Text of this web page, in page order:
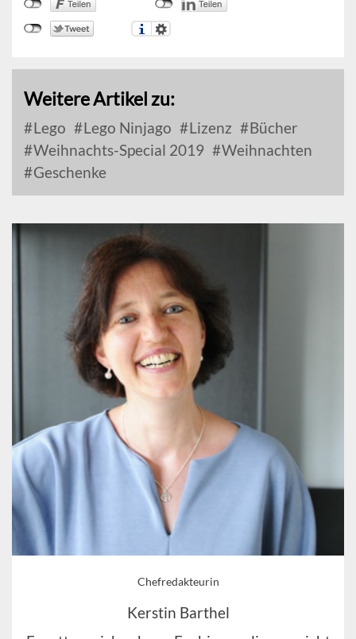
Weitere Artikel zu:
Lego Lego Ninjago Lizenz
Bücher
Weihnachts-Special 2019
Weihnachten
Geschenke
Chefredakteurin
Kerstin Barthel